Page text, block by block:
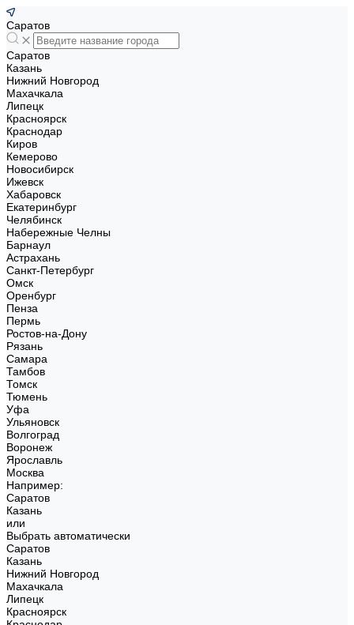
Саратов
Саратов
Казань
Нижний Новгород
Махачкала
Липецк
Красноярск
Краснодар
Киров
Кемерово
Новосибирск
Ижевск
Хабаровск
Екатеринбург
Челябинск
Набережные Челны
Барнаул
Астрахань
Санкт-Петербург
Омск
Оренбург
Пенза
Пермь
Ростов-на-Дону
Рязань
Самара
Тамбов
Томск
Тюмень
Уфа
Ульяновск
Волгоград
Воронеж
Ярославль
Москва
Например:
Саратов
Казань
или
Выбрать автоматически
Саратов
Казань
Нижний Новгород
Махачкала
Липецк
Красноярск